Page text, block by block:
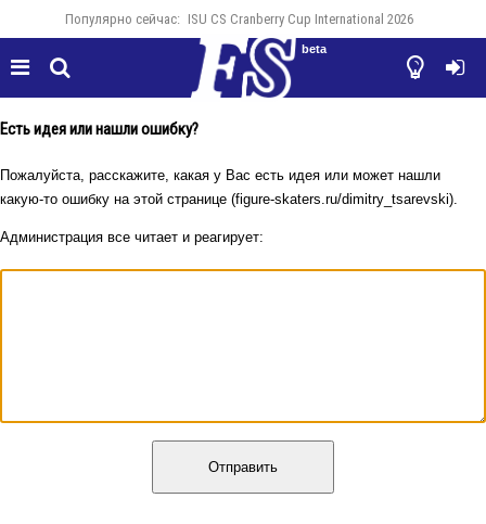
Популярно сейчас: ISU CS Cranberry Cup International 2026
  

beta
Есть идея или нашли ошибку?
Пожалуйста, расскажите, какая у Вас есть идея или может нашли
какую-то ошибку на этой странице (figure-skaters.ru/dimitry_tsarevski).
Администрация все читает и реагирует:
Отправить